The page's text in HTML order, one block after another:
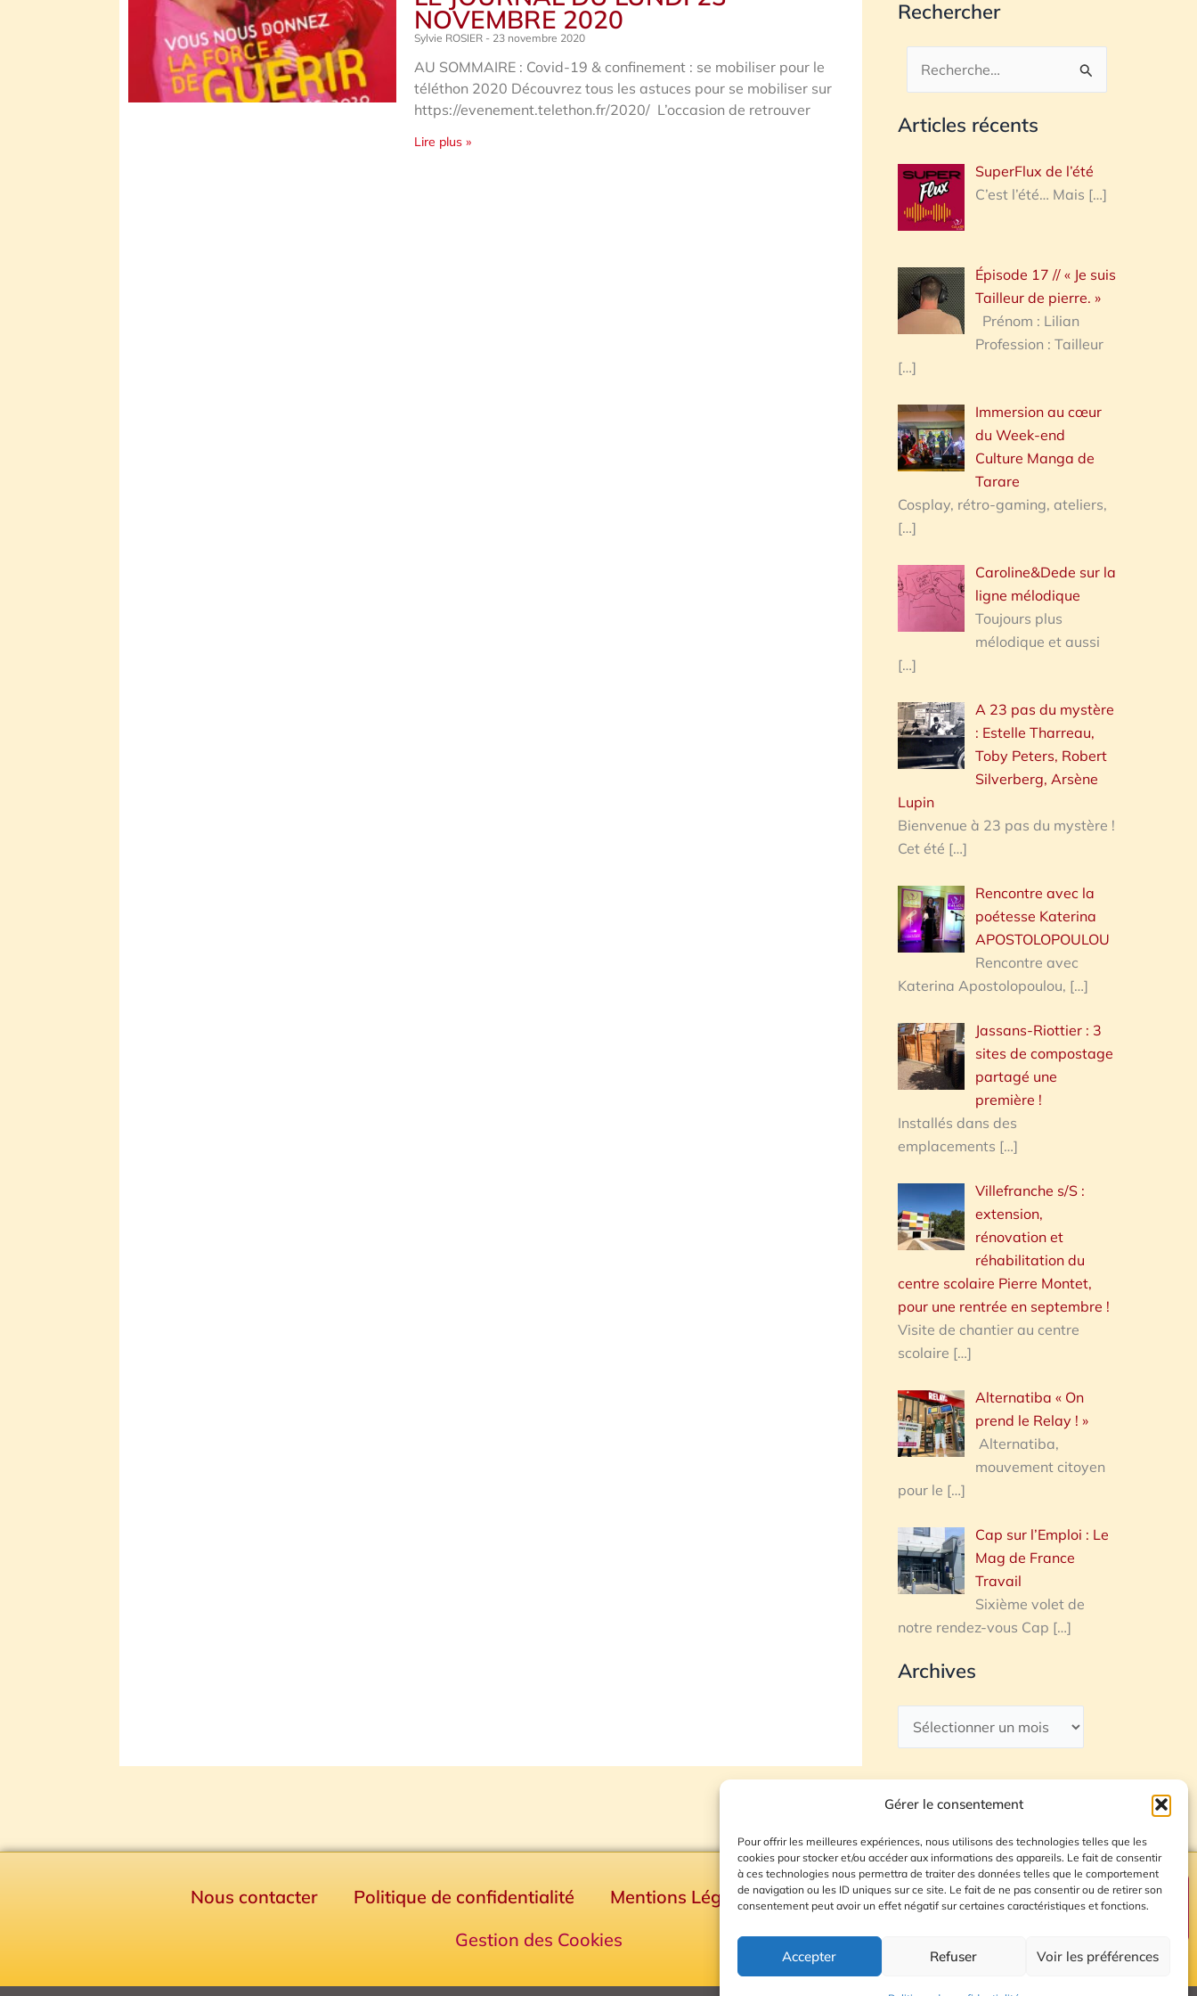
Gérer le consentement
Pour offrir les meilleures expériences, nous utilisons des technologies telles que les
cookies pour stocker et/ou accéder aux informations des appareils. Le fait de consentir
à ces technologies nous permettra de traiter des données telles que le comportement
de navigation ou les ID uniques sur ce site. Le fait de ne pas consentir ou de retirer son
consentement peut avoir un effet négatif sur certaines caractéristiques et fonctions.
Accepter Refuser Voir les préférences
NOVEMBRE 2020
Sylvie ROSIER 23 novembre 2020
AU SOMMAIRE : Covid-19 & confinement : se mobiliser pour le
téléthon 2020 Découvrez tous les astuces pour se mobiliser sur
https://evenement.telethon.fr/2020/ L’occasion de retrouver
Lire plus »
Rechercher
Rechercher :
Articles récents
SuperFlux de l’été
C’est l’été… Mais […]
Épisode 17 // « Je suis
Tailleur de pierre. »
Prénom : Lilian
Profession : Tailleur
[…]
Immersion au cœur
du Week-end
Culture Manga de
Tarare
Cosplay, rétro-gaming, ateliers,
[…]
Caroline&Dede sur la
ligne mélodique
Toujours plus
mélodique et aussi
[…]
A 23 pas du mystère
: Estelle Tharreau,
Toby Peters, Robert
Silverberg, Arsène
Lupin
Bienvenue à 23 pas du mystère !
Cet été […]
Rencontre avec la
poétesse Katerina
APOSTOLOPOULOU
Rencontre avec
Katerina Apostolopoulou, […]
Jassans-Riottier : 3
sites de compostage
partagé une
première !
Installés dans des
emplacements […]
Villefranche s/S :
extension,
rénovation et
réhabilitation du
centre scolaire Pierre Montet,
pour une rentrée en septembre !
Visite de chantier au centre
scolaire […]
Alternatiba « On
prend le Relay ! »
Alternatiba,
mouvement citoyen
pour le […]
Cap sur l’Emploi : Le
Mag de France
Travail
Sixième volet de
notre rendez-vous Cap […]
Archives
Nous contacter Politique de confidentialité Mentions Légales
Plan du site
Gestion des Cookies